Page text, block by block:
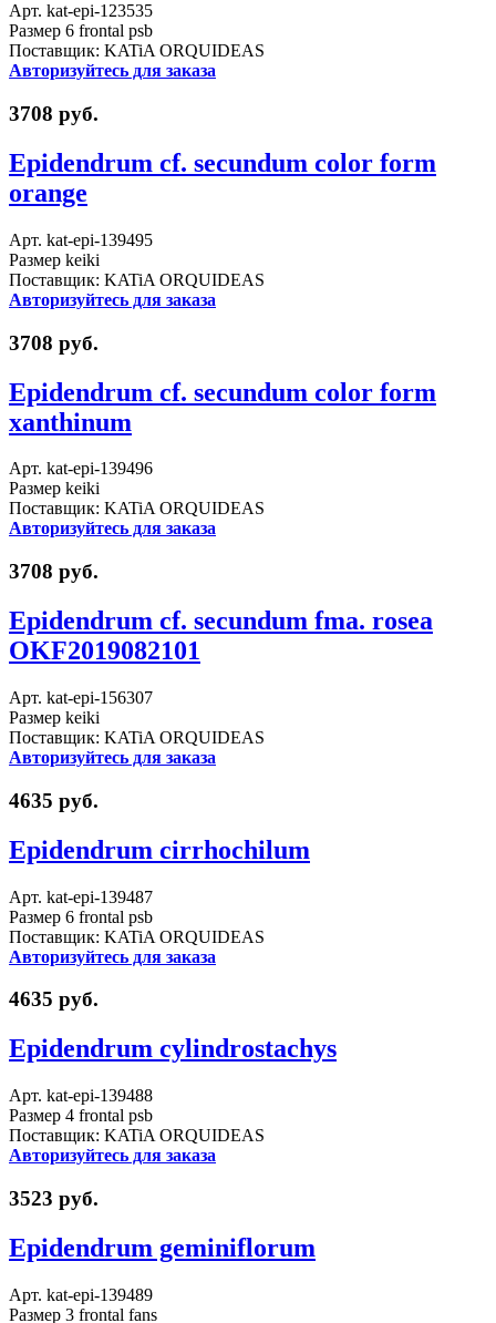
Арт. kat-epi-123535
Размер 6 frontal psb
Поставщик: KATiA ORQUIDEAS
Авторизуйтесь для заказа
3708 руб.
Epidendrum cf. secundum color form
orange
Арт. kat-epi-139495
Размер keiki
Поставщик: KATiA ORQUIDEAS
Авторизуйтесь для заказа
3708 руб.
Epidendrum cf. secundum color form
xanthinum
Арт. kat-epi-139496
Размер keiki
Поставщик: KATiA ORQUIDEAS
Авторизуйтесь для заказа
3708 руб.
Epidendrum cf. secundum fma. rosea
OKF2019082101
Арт. kat-epi-156307
Размер keiki
Поставщик: KATiA ORQUIDEAS
Авторизуйтесь для заказа
4635 руб.
Epidendrum cirrhochilum
Арт. kat-epi-139487
Размер 6 frontal psb
Поставщик: KATiA ORQUIDEAS
Авторизуйтесь для заказа
4635 руб.
Epidendrum cylindrostachys
Арт. kat-epi-139488
Размер 4 frontal psb
Поставщик: KATiA ORQUIDEAS
Авторизуйтесь для заказа
3523 руб.
Epidendrum geminiflorum
Арт. kat-epi-139489
Размер 3 frontal fans